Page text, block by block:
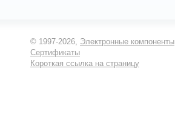
© 1997-2026, Электронные компоненты
Сертификаты
Короткая ссылка на страницу